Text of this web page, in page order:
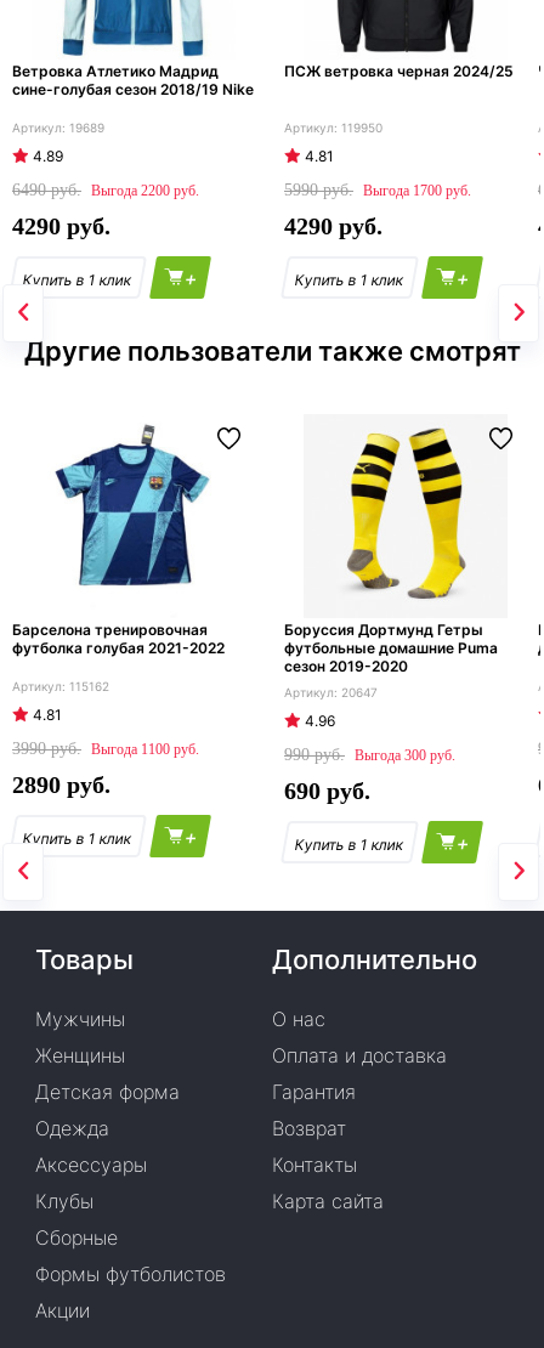
Ветровка Атлетико Мадрид
сине-голубая сезон 2018/19 Nike
19689
4.89
6490
2200
4290
+
ПСЖ ветровка черная 2024/25
119950
4.81
5990
1700
4290
+
Другие пользователи также смотрят
Барселона тренировочная
футболка голубая 2021-2022
115162
4.81
3990
1100
2890
+
Боруссия Дортмунд Гетры
футбольные домашние Puma
сезон 2019-2020
20647
4.96
990
300
690
+
Товары
Мужчины
Женщины
Детская форма
Одежда
Аксессуары
Клубы
Сборные
Формы футболистов
Акции
Дополнительно
О нас
Оплата и доставка
Гарантия
Возврат
Контакты
Карта сайта